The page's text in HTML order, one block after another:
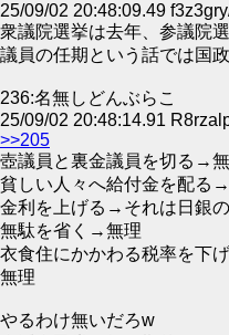
25/09/02 20:48:09.49
衆議院選挙は去年、参議院
議員の任期という話では国
236:名無しどんぶらこ
25/09/02 20:48:14.91
>>205
壺議員と裏金議員を切る→
貧しい人々へ給付金を配る
金利を上げる→それは日銀
無駄を省く→無理
衣食住にかかわる税率を下
無理
やるわけ無いだろw